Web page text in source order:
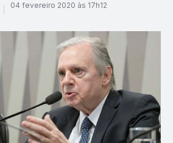
04 fevereiro 2020 às 17h12